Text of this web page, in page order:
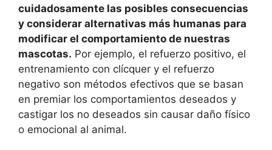
cuidadosamente las posibles consecuencias
y considerar alternativas más humanas para
modificar el comportamiento de nuestras
mascotas. Por ejemplo, el refuerzo positivo, el
entrenamiento con clícquer y el refuerzo
negativo son métodos efectivos que se basan
en premiar los comportamientos deseados y
castigar los no deseados sin causar daño físico
o emocional al animal.